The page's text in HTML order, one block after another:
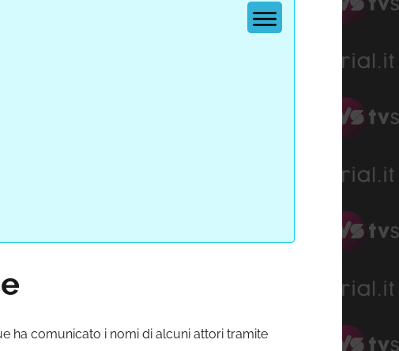
ha comunicato i nomi di alcuni attori tramite